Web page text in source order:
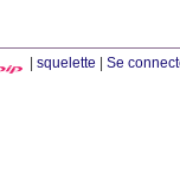
| squelette | Se